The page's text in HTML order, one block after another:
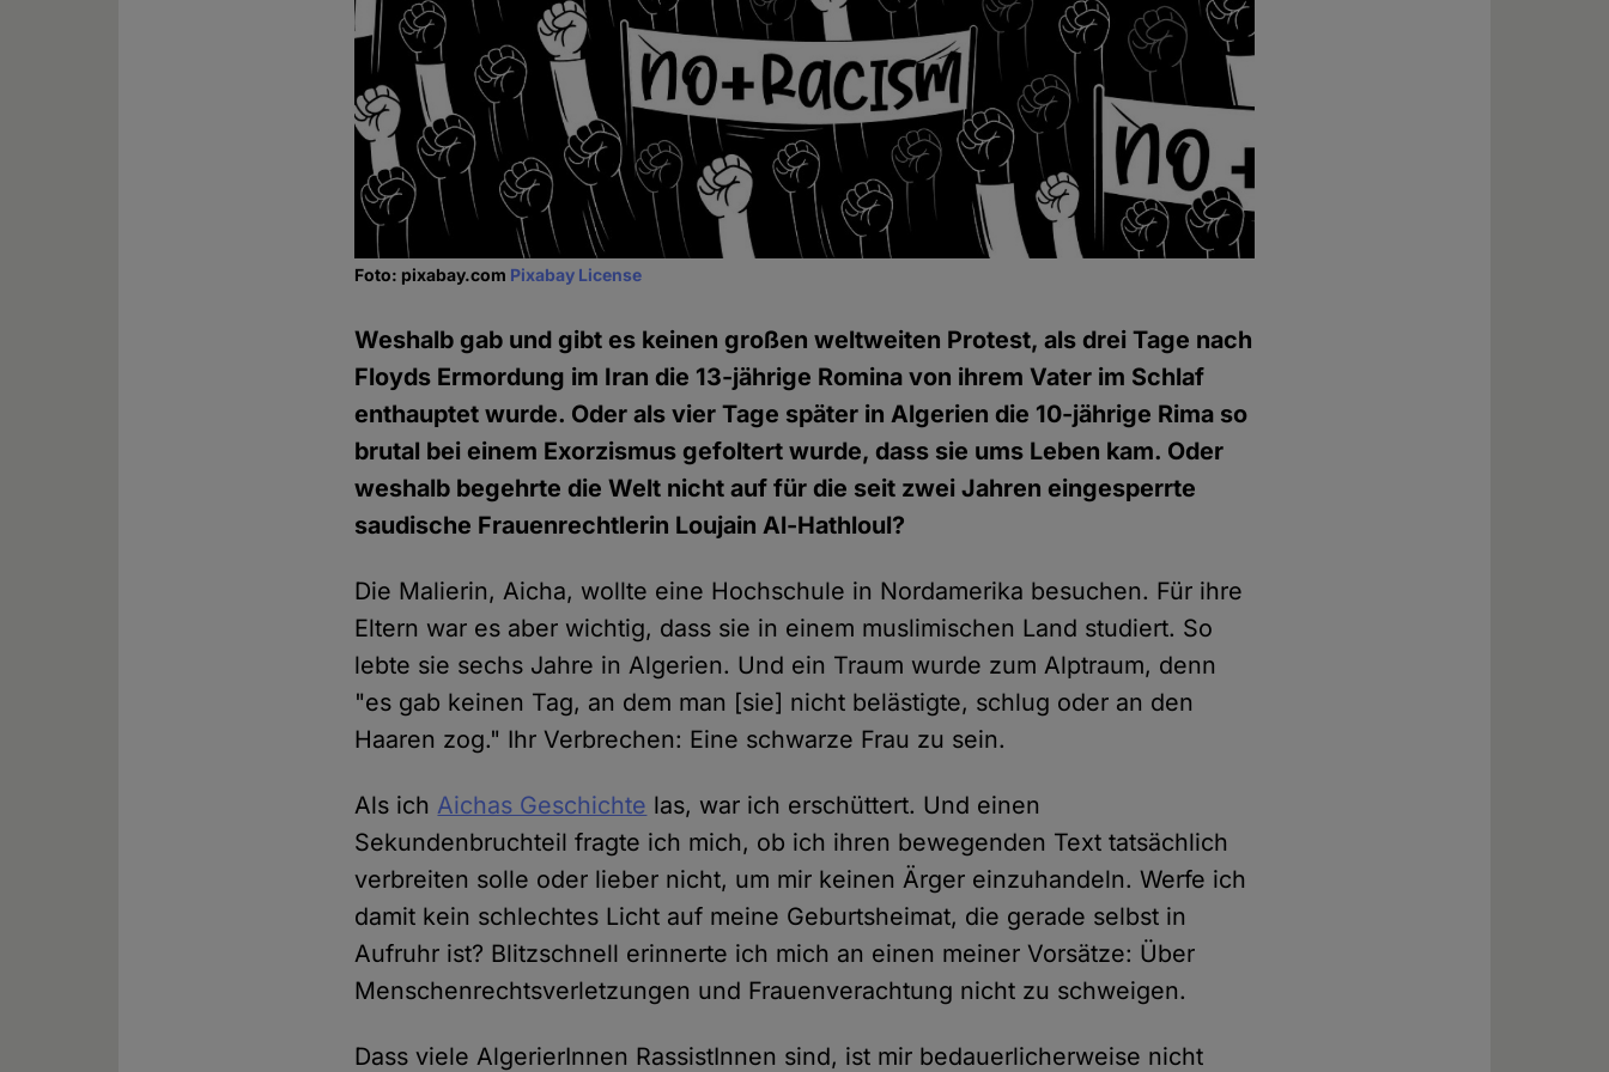
Foto: pixabay.com Pixabay License
Weshalb gab und gibt es keinen großen weltweiten Protest, als drei Tage nach
Floyds Ermordung im Iran die 13-jährige Romina von ihrem Vater im Schlaf
enthauptet wurde. Oder als vier Tage später in Algerien die 10-jährige Rima so
brutal bei einem Exorzismus gefoltert wurde, dass sie ums Leben kam. Oder
weshalb begehrte die Welt nicht auf für die seit zwei Jahren eingesperrte
saudische Frauenrechtlerin Loujain Al-Hathloul?
Die Malierin, Aicha, wollte eine Hochschule in Nordamerika besuchen. Für ihre
Eltern war es aber wichtig, dass sie in einem muslimischen Land studiert. So
lebte sie sechs Jahre in Algerien. Und ein Traum wurde zum Alptraum, denn
"es gab keinen Tag, an dem man [sie] nicht belästigte, schlug oder an den
Haaren zog." Ihr Verbrechen: Eine schwarze Frau zu sein.
Als ichAichas Geschichte las, war ich erschüttert. Und einen
Sekundenbruchteil fragte ich mich, ob ich ihren bewegenden Text tatsächlich
verbreiten solle oder lieber nicht, um mir keinen Ärger einzuhandeln. Werfe ich
damit kein schlechtes Licht auf meine Geburtsheimat, die gerade selbst in
Aufruhr ist? Blitzschnell erinnerte ich mich an einen meiner Vorsätze: Über
Menschenrechtsverletzungen und Frauenverachtung nicht zu schweigen.
Dass viele AlgerierInnen RassistInnen sind, ist mir bedauerlicherweise nicht